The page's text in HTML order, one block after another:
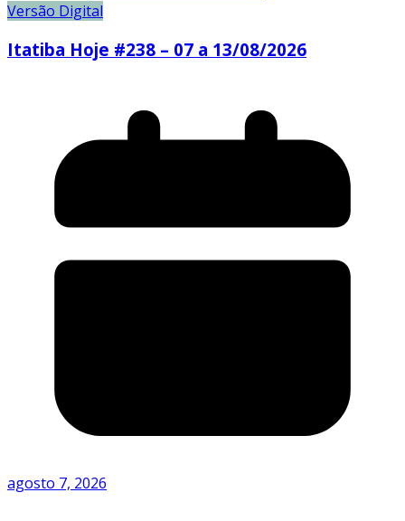
Versão Digital
Itatiba Hoje #238 – 07 a 13/08/2026
agosto 7, 2026